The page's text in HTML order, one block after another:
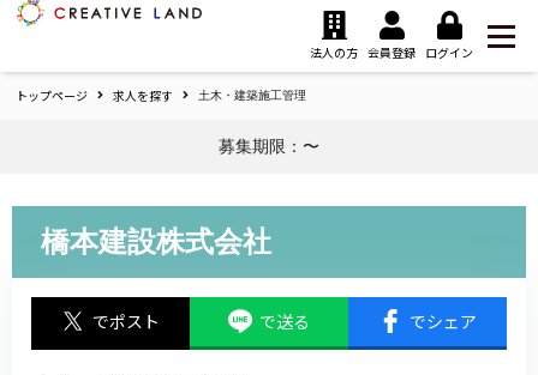
ク
エ
イ
ラ
ホ
ー
法人の方 会員登録 ログイン
トップページ 求人を探す 土木・建築施工管理
募集期限：〜
橋本建設株式会社
でポスト で送る でシェア